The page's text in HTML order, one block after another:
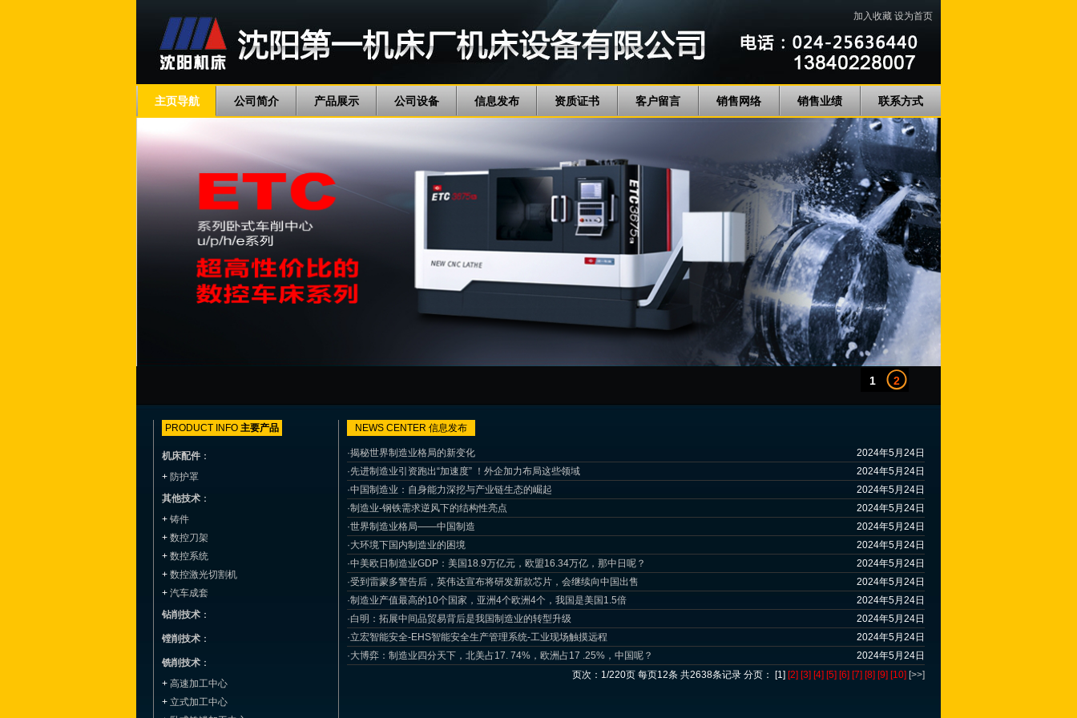
加入收藏 设为首页
主页导航 公司简介 产品展示 公司设备 信息发布 资质证书 客户留言 销售网络 销售业绩 联系方式
1 2
PRODUCT INFO 主要产品
机床配件：
+ 防护罩
其他技术：
+ 铸件
+ 数控刀架
+ 数控系统
+ 数控激光切割机
+ 汽车成套
钻削技术：
镗削技术：
铣削技术：
+ 高速加工中心
+ 立式加工中心
NEWS CENTER 信息发布
·揭秘世界制造业格局的新变化
2024年5月24日
·先进制造业引资跑出“加速度” ！外企加力布局这些领域
2024年5月24日
·中国制造业：自身能力深挖与产业链生态的崛起
2024年5月24日
·制造业-钢铁需求逆风下的结构性亮点
2024年5月24日
·世界制造业格局——中国制造
2024年5月24日
·大环境下国内制造业的困境
2024年5月24日
·中美欧日制造业GDP：美国18.9万亿元，欧盟16.34万亿，那中日呢？
2024年5月24日
·受到雷蒙多警告后，英伟达宣布将研发新款芯片，会继续向中国出售
2024年5月24日
·制造业产值最高的10个国家，亚洲4个欧洲4个，我国是美国1.5倍
2024年5月24日
·白明：拓展中间品贸易背后是我国制造业的转型升级
2024年5月24日
·立宏智能安全-EHS智能安全生产管理系统-工业现场触摸远程
2024年5月24日
·大博弈：制造业四分天下，北美占17. 74%，欧洲占17 .25%，中国呢？
2024年5月24日
页次：1/220页 每页12条 共2638条记录 分页： [1] [2] [3] [4] [5] [6] [7] [8] [9] [10] [>>]